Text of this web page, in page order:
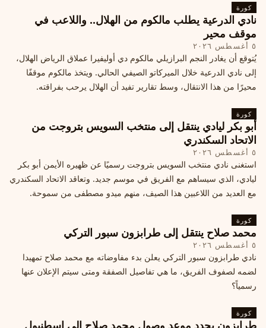
كورة
نادي الدرعية يطلب مالكوم من الهلال.. واللاعب في
موقف محير
٥ أغسطس ٢٠٢٦
يُتوقع أن يغادر النجم البرازيلي مالكوم دي أوليفيرا عملاق الرياض الهلال،
إلى نادي الدرعية خلال الميركاتو الصيفي الحالي. ويتخذ مالكوم موقفًا
محيرًا من هذا الانتقال، وسط تقارير تفيد أن الهلال يرحب بفراقته.
كورة
أبو بكر ليادي ينتقل إلى منتخب السويس بتروجت من
الاتحاد السكندري
٥ أغسطس ٢٠٢٦
استغنى نادي منتخب السويس بتروجت رسميًا عن ظهيره الأيمن أبو بكر
ليادي، الذي سيساهم مع الفريق في موسم جديد. وتعاقد الاتحاد السكندري
مع العديد من اللاعبين هذا الصيف، منهم ميدو مصطفى من سموحة.
كورة
محمد صلاح ينتقل إلى طرابزون سبور التركي
٥ أغسطس ٢٠٢٦
نادي طرابزون سبور التركي يعلن بدء مفاوضاته مع محمد صلاح تمهيدا
لضمه لصفوف الفريق، ما هي تفاصيل الصفقة ومتى سيتم الإعلان عنها
رسمياً؟
كورة
طرابزون يحدد موعد وصول محمد صلاح إلى إسطنبول